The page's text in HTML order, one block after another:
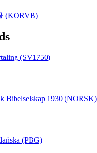
(KORVB)
(SV1750)
Bibelselskap 1930 (NORSK)
(PBG)